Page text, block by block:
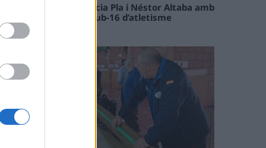
Paula Sintorres, Patrícia Pla i Néstor Altaba amb
la selecció catalana sub-16 d’atletisme
08 maig 2026